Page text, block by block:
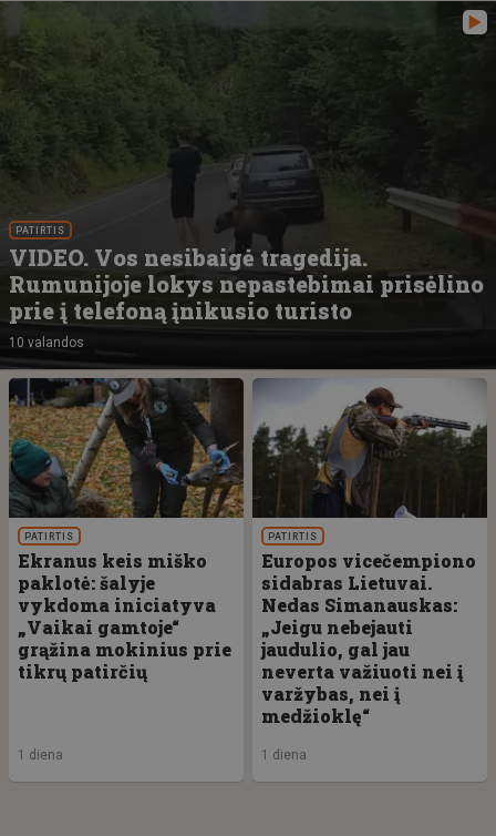
PATIRTIS
VIDEO. Vos nesibaigė tragedija.
Rumunijoje lokys nepastebimai prisėlino
prie į telefoną įnikusio turisto
10 valandos
PATIRTIS
Ekranus keis miško
paklotė: šalyje
vykdoma iniciatyva
„Vaikai gamtoje“
grąžina mokinius prie
tikrų patirčių
1 diena
PATIRTIS
Europos vicečempiono
sidabras Lietuvai.
Nedas Simanauskas:
„Jeigu nebejauti
jaudulio, gal jau
neverta važiuoti nei į
varžybas, nei į
medžioklę“
1 diena